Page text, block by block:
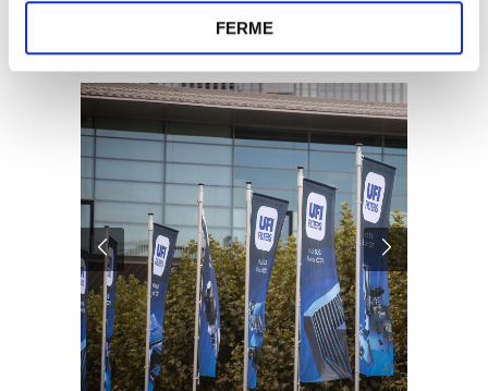
FERME
premier plan dans le domaine des technologies